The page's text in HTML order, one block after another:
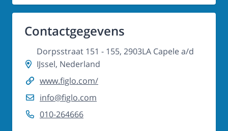
Contactgegevens
Dorpsstraat 151 - 155, 2903LA Capele a/d
IJssel, Nederland
www.figlo.com/
info@figlo.com
010-264666